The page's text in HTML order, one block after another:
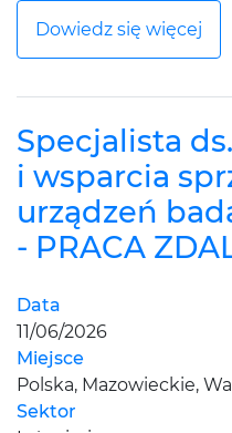
Dowiedz się więcej
Specjalista
i wsparcia
urządzeń
- PRACA
Data
11/06/2026
Miejsce
Polska, Mazowieckie,
Sektor